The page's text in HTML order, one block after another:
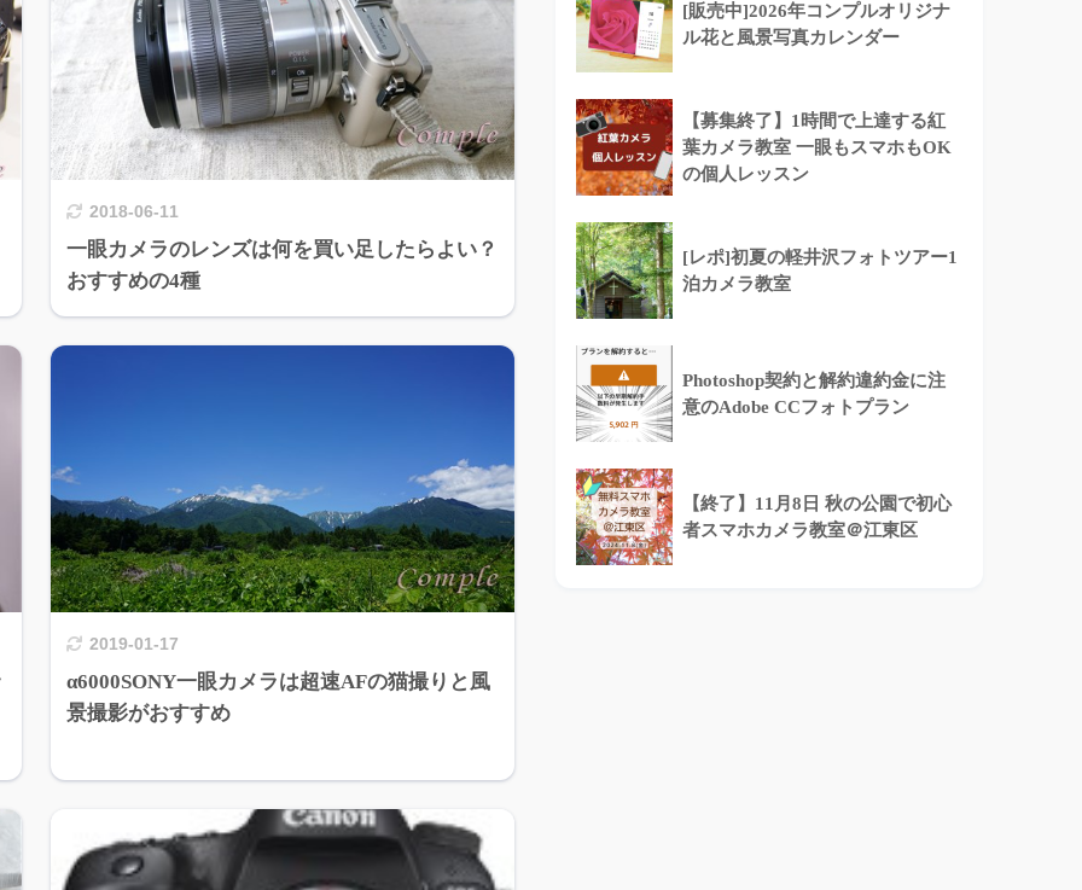
2018-06-11
一眼カメラのレンズは何を買い足したらよい？
おすすめの4種
2019-01-17
α6000SONY一眼カメラは超速AFの猫撮りと風
景撮影がおすすめ
[販売中]2026年コンプルオリジナ
ル花と風景写真カレンダー
【募集終了】1時間で上達する紅
葉カメラ教室 一眼もスマホもOK
の個人レッスン
[レポ]初夏の軽井沢フォトツアー1
泊カメラ教室
Photoshop契約と解約違約金に注
意のAdobe CCフォトプラン
【終了】11月8日 秋の公園で初心
者スマホカメラ教室＠江東区